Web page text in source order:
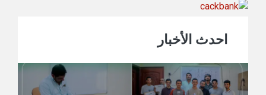
احدث الأخبار